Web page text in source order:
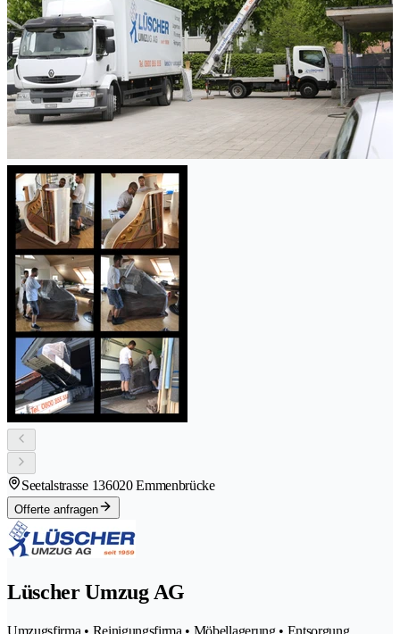
Seetalstrasse 136020 Emmenbrücke
Offerte anfragen
Lüscher Umzug AG